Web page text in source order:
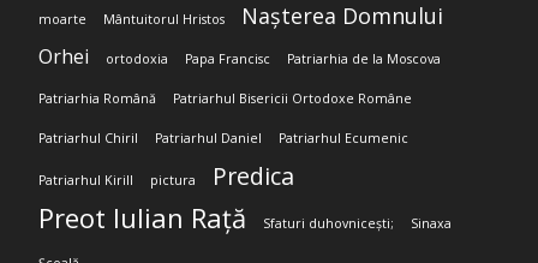
moarte Mântuitorul Hristos Nașterea Domnului
Orhei ortodoxia Papa Francisc Patriarhia de la Moscova
Patriarhia Română Patriarhul Bisericii Ortodoxe Române
Patriarhul Chiril Patriarhul Daniel Patriarhul Ecumenic
Patriarhul Kirill pictura Predica
Preot Iulian Rață Sfaturi duhovnicești; Sinaxa